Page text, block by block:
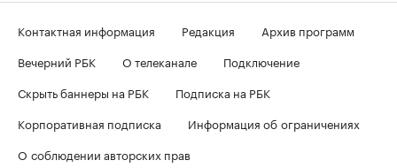
Контактная информация Редакция
Архив программ
Вечерний РБК
О телеканале
Подключение
Скрыть баннеры на РБК
Подписка на РБК
Корпоративная подписка
Информация об ограничениях
О соблюдении авторских прав